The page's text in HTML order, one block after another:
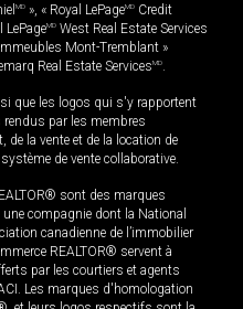
MD », « Royal LePageMD Credit
LePageMD West Real Estate Services
Mont-Tremblant »
Real Estate ServicesMD.
que les logos qui s'y rapportent
par les membres
de la vente et de la location de
de vente collaborative.
sont des marques
compagnie dont la National
canadienne de l’immobilier
REALTOR® servent à
par les courtiers et agents
Les marques d'homologation